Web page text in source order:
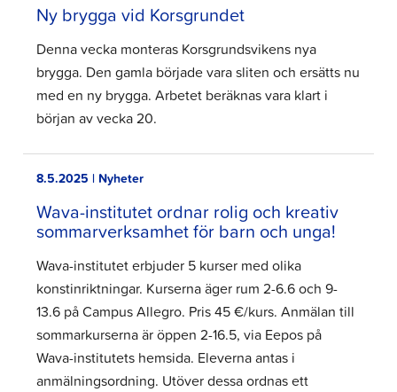
Ny brygga vid Korsgrundet
Denna vecka monteras Korsgrundsvikens nya
brygga. Den gamla började vara sliten och ersätts nu
med en ny brygga. Arbetet beräknas vara klart i
början av vecka 20.
8.5.2025 | Nyheter
Wava-institutet ordnar rolig och kreativ
sommarverksamhet för barn och unga!
Wava-institutet erbjuder 5 kurser med olika
konstinriktningar. Kurserna äger rum 2-6.6 och 9-
13.6 på Campus Allegro. Pris 45 €/kurs. Anmälan till
sommarkurserna är öppen 2-16.5, via Eepos på
Wava-institutets hemsida. Eleverna antas i
anmälningsordning. Utöver dessa ordnas ett